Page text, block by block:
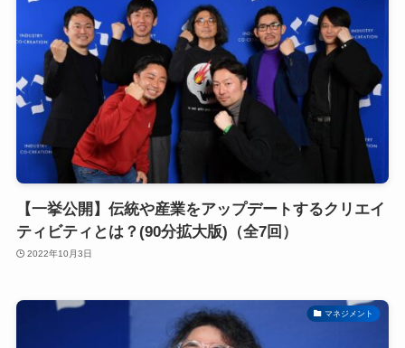
【一挙公開】伝統や産業をアップデートするクリエイ
ティビティとは？(90分拡大版)（全7回）
2022年10月3日
マネジメント